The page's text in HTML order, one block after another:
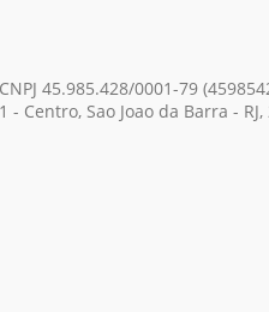
45.985.428/0001-79
Sao Joao da Barra -